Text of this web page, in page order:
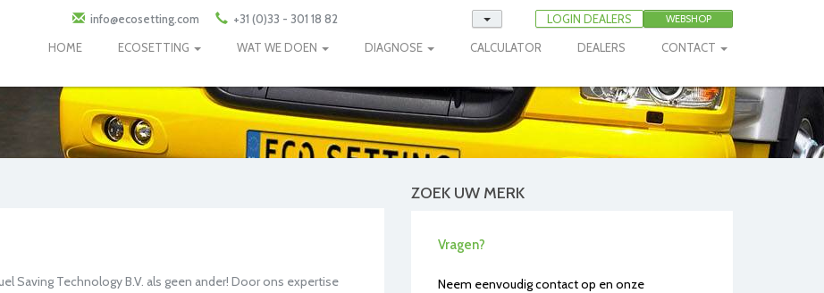
LOGIN DEALERS WEBSHOP
info@ecosetting.com
+31 (0)33 - 301 18 82
HOME
ECOSETTING WAT WE DOEN DIAGNOSE CALCULATOR DEALERS CONTACT
Saving Technology B.V. als geen ander! Door ons expertise
ZOEK UW MERK
Vragen?
Neem eenvoudig contact op en onze